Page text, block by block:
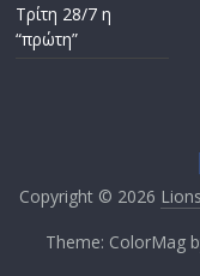
Τρίτη 28/7 η
“πρώτη”
Copyright © 2026
Theme: ColorMag